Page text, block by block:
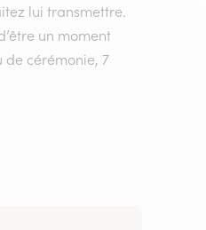
lui transmettre.
un moment
de cérémonie, 7